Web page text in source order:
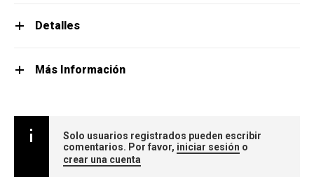
Detalles
Más Información
Solo usuarios registrados pueden escribir
comentarios. Por favor, iniciar sesión o
crear una cuenta